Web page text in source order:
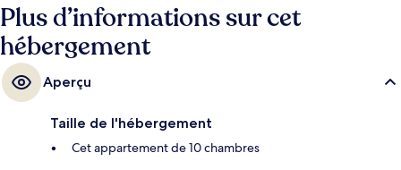
Plus d’informations sur cet
hébergement
Aperçu
Taille de l'hébergement
Cet appartement de 10 chambres